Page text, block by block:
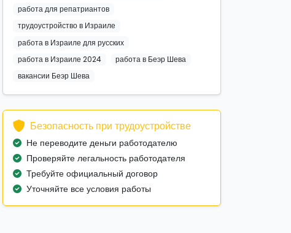
работа для репатриантов
трудоустройство в Израиле
работа в Израиле для русских
работа в Израиле 2024
работа в Беэр Шева
вакансии Беэр Шева
Безопасность при трудоустройстве
Не переводите деньги работодателю
Проверяйте легальность работодателя
Требуйте официальный договор
Уточняйте все условия работы